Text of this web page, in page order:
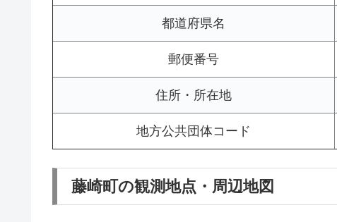
都道府県名
郵便番号
住所・所在地
地方公共団体コード
藤崎町の観測地点・周辺地図